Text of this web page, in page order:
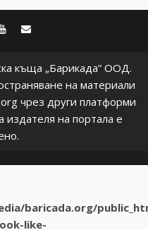
къща „Барикада” ООД.
на материали
чрез други платформи
на портала е
baricada.org/
like-